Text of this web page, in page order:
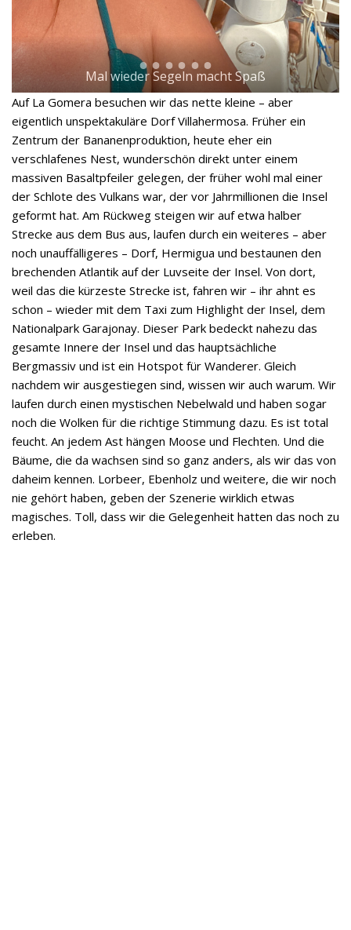
Mal wieder Segeln macht Spaß
Auf La Gomera besuchen wir das nette kleine – aber
eigentlich unspektakuläre Dorf Villahermosa. Früher ein
Zentrum der Bananenproduktion, heute eher ein
verschlafenes Nest, wunderschön direkt unter einem
massiven Basaltpfeiler gelegen, der früher wohl mal einer
der Schlote des Vulkans war, der vor Jahrmillionen die Insel
geformt hat. Am Rückweg steigen wir auf etwa halber
Strecke aus dem Bus aus, laufen durch ein weiteres – aber
noch unauffälligeres – Dorf, Hermigua und bestaunen den
brechenden Atlantik auf der Luvseite der Insel. Von dort,
weil das die kürzeste Strecke ist, fahren wir – ihr ahnt es
schon – wieder mit dem Taxi zum Highlight der Insel, dem
Nationalpark Garajonay. Dieser Park bedeckt nahezu das
gesamte Innere der Insel und das hauptsächliche
Bergmassiv und ist ein Hotspot für Wanderer. Gleich
nachdem wir ausgestiegen sind, wissen wir auch warum. Wir
laufen durch einen mystischen Nebelwald und haben sogar
noch die Wolken für die richtige Stimmung dazu. Es ist total
feucht. An jedem Ast hängen Moose und Flechten. Und die
Bäume, die da wachsen sind so ganz anders, als wir das von
daheim kennen. Lorbeer, Ebenholz und weitere, die wir noch
nie gehört haben, geben der Szenerie wirklich etwas
magisches. Toll, dass wir die Gelegenheit hatten das noch zu
erleben.